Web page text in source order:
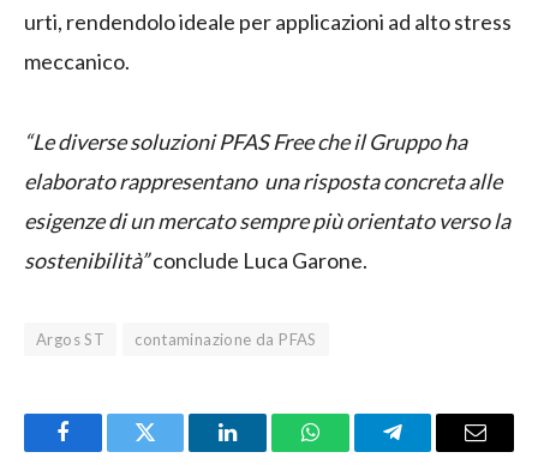
urti, rendendolo ideale per applicazioni ad alto stress
meccanico.
“Le diverse soluzioni PFAS Free che il Gruppo ha
elaborato rappresentano una risposta concreta alle
esigenze di un mercato sempre più orientato verso la
sostenibilità”conclude Luca Garone.
Argos ST contaminazione da PFAS
FacebookTwitter LinkedInWhatsAppTelegramEmail